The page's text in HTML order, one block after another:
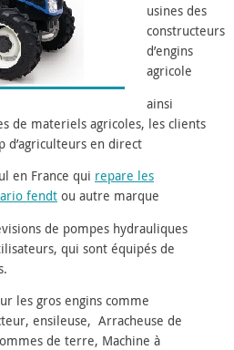
usines des
constructeurs
d’engins
agricole
ainsi
de materiels agricoles, les clients
d’agriculteurs en direct
en France qui repare les
fendt ou autre marque
de pompes hydrauliques
qui sont équipés de
les gros engins comme
ensileuse, Arracheuse de
de terre, Machine à